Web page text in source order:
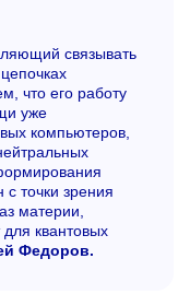
связывать
что его работу
уже
компьютеров,
с точки зрения
материи,
квантовых
Федоров.